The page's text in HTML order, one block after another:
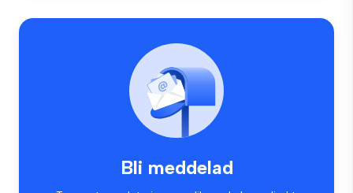
Bli meddelad